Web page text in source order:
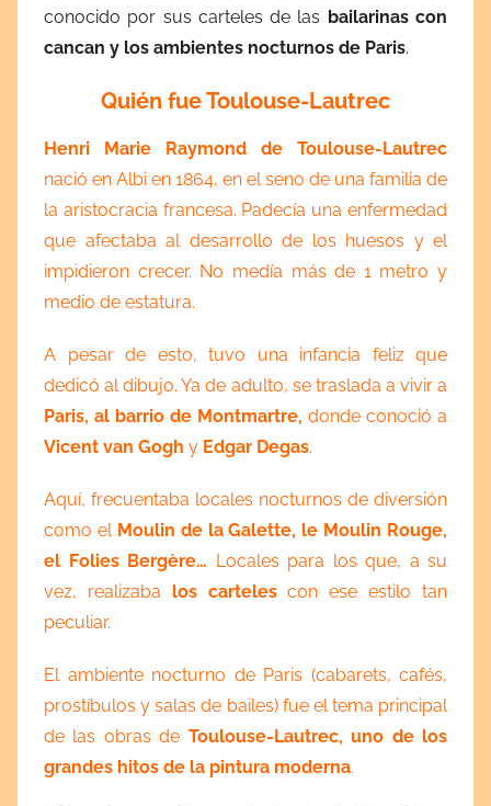
conocido por sus carteles de las bailarinas con
cancan y los ambientes nocturnos de Paris.
Quién fue Toulouse-Lautrec
Henri Marie Raymond de Toulouse-Lautrec
nació en Albi en 1864, en el seno de una familia de
la aristocracia francesa. Padecía una enfermedad
que afectaba al desarrollo de los huesos y el
impidieron crecer. No medía más de 1 metro y
medio de estatura.
A pesar de esto, tuvo una infancia feliz que
dedicó al dibujo. Ya de adulto, se traslada a vivir a
Paris, al barrio de Montmartre, donde conoció a
Vicent van Gogh y Edgar Degas.
Aquí, frecuentaba locales nocturnos de diversión
como elMoulin de la Galette, le Moulin Rouge,
el Folies Bergère… Locales para los que, a su
vez, realizaba los cartelescon ese estilo tan
peculiar.
El ambiente nocturno de Paris (cabarets, cafés,
prostíbulos y salas de bailes) fue el tema principal
de las obras de Toulouse-Lautrec, uno de los
grandes hitos de la pintura moderna.